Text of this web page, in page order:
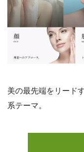
美の最先端をリード
系テーマ。